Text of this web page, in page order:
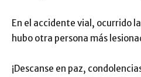
En el accidente vial, ocurrido
hubo otra persona más
¡Descanse en paz,